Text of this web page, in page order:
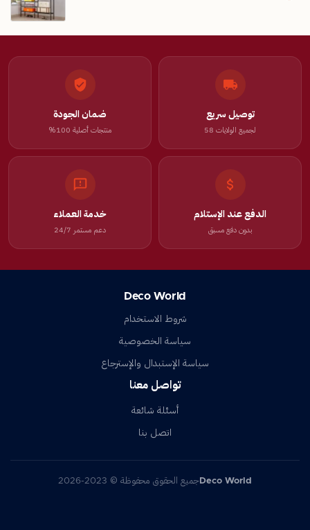
توصيل سريع
لجميع الولايات 58
ضمان الجودة
منتجات أصلية 100%
الدفع عند الإستلام
بدون دفع مسبق
خدمة العملاء
دعم مستمر 24/7
Deco World
شروط الاستخدام
سياسة الخصوصية
سياسة الإستبدال والإسترجاع
تواصل معنا
أسئلة شائعة
اتصل بنا
Deco World جميع الحقوق محفوظة © 2023-2026